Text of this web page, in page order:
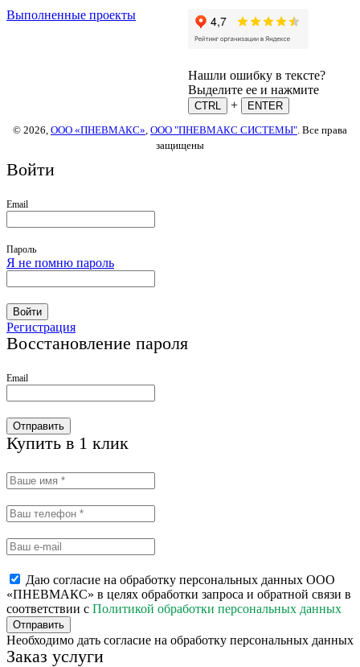
Выполненные проекты
Нашли ошибку в тексте?
Выделите ее и нажмите
CTRL +
ENTER
© 2026, ООО «ПНЕВМАКС» ООО "ПНЕВМАКС СИСТЕМЫ" . Все права
защищены
Войти
Email
Пароль
Я не помню пароль
Войти
Регистрация
Восстановление пароля
Email
Отправить
Купить в 1 клик
Даю согласие на обработку персональных данных ООО
«ПНЕВМАКС» в целях обработки запроса и обратной связи в
соответствии с Политикой обработки персональных данных
Отправить
Необходимо дать согласие на обработку персональных данных
Заказ услуги